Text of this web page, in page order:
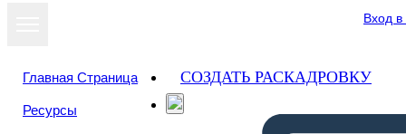
Вход
Главная Страница
Ресурсы
СОЗДАТЬ РАСКАДРОВКУ